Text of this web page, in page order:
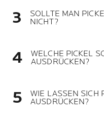
SOLLTE MAN
NICHT?
WELCHE PICKEL
AUSDRÜCKEN?
WIE LASSEN SICH
AUSDRÜCKEN?